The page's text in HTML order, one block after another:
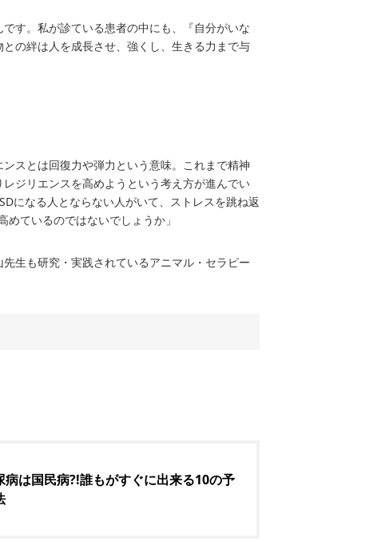
す。私が診ている患者の中にも、『自分がいな
の絆は人を成長させ、強くし、生きる力まで与
スとは回復力や弾力という意味。これまで精神
ジリエンスを高めようという考え方が進んでい
になる人とならない人がいて、ストレスを跳ね返
ているのではないでしょうか」
生も研究・実践されているアニマル・セラピー
病は国民病?!誰もがすぐに出来る10の予